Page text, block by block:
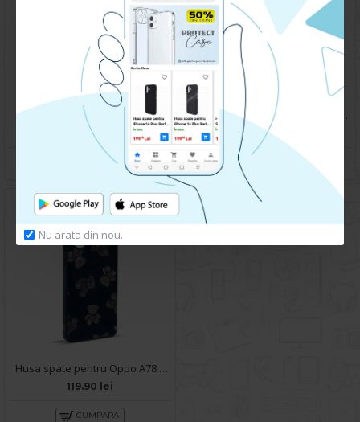
Nu arata din nou.
Husa spate pentru Oppo A78 - KOOL Case
99.90 lei
CUMPARA
Husa spate pentru Oppo A78 -Happy case
119.90 lei
Husa spate pentru Oppo A78 -Happy case
119.90 lei
CUMPARA